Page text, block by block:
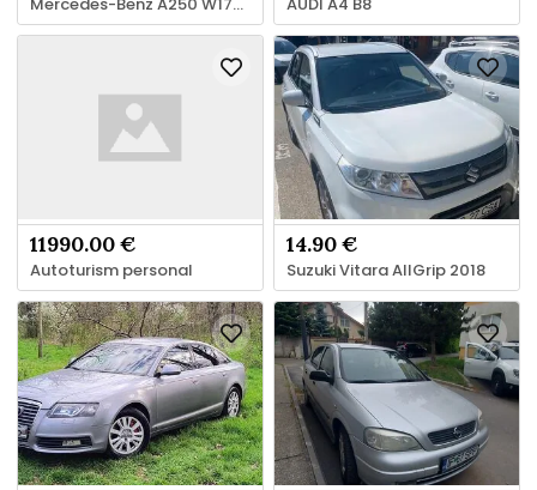
11990.00 €
Autoturism personal
14.90 €
Suzuki Vitara AllGrip 2018